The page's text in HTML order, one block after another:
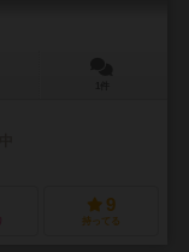
9
持ってる